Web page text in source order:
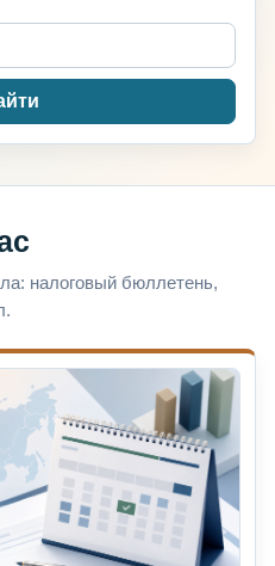
налоговый бюллетень,